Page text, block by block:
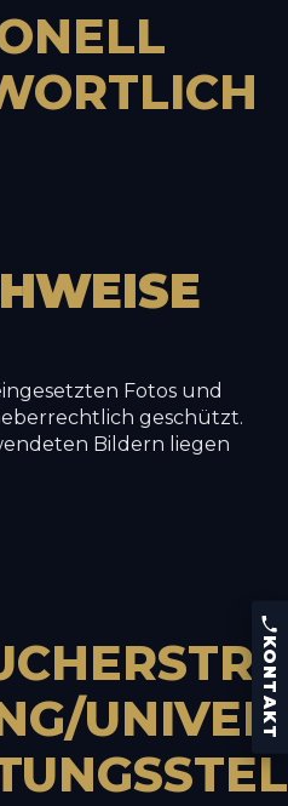
Josef-Straße 9
Gastein, Österreich
KONTAKT
Fotos und
geschützt.
Bildern liegen